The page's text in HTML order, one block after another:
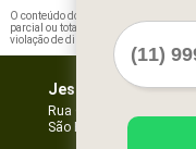
O conteúdo do texto "
parcial ou total, mesmo citando
violação de direito autoral – artigo 184
Jessica Forros e
Rua Oscar Horta, 269 -
São Paulo - SP - CEP: